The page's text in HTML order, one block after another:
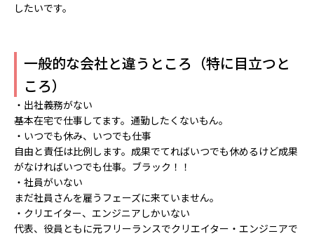
したいです。
一般的な会社と違うところ（特に目立つと
ころ）
・出社義務がない
基本在宅で仕事してます。通勤したくないもん。
・いつでも休み、いつでも仕事
自由と責任は比例します。成果でてればいつでも休めるけど成果
がなければいつでも仕事。ブラック！！
・社員がいない
まだ社員さんを雇うフェーズに来ていません。
・クリエイター、エンジニアしかいない
代表、役員ともに元フリーランスでクリエイター・エンジニアで